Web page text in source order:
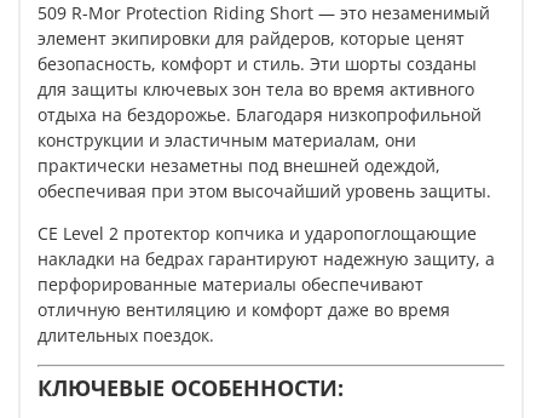
509 R-Mor Protection Riding Short — это незаменимый
элемент экипировки для райдеров, которые ценят
безопасность, комфорт и стиль. Эти шорты созданы
для защиты ключевых зон тела во время активного
отдыха на бездорожье. Благодаря низкопрофильной
конструкции и эластичным материалам, они
практически незаметны под внешней одеждой,
обеспечивая при этом высочайший уровень защиты.
CE Level 2 протектор копчика и ударопоглощающие
накладки на бедрах гарантируют надежную защиту, а
перфорированные материалы обеспечивают
отличную вентиляцию и комфорт даже во время
длительных поездок.
КЛЮЧЕВЫЕ ОСОБЕННОСТИ: